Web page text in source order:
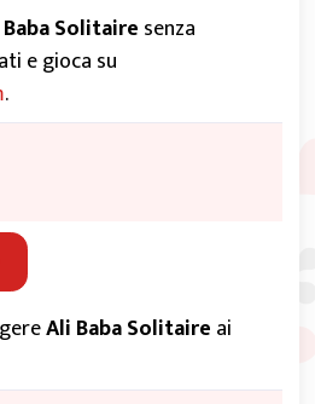
Solitaire senza
e gioca su
.
Ali Baba Solitaire ai